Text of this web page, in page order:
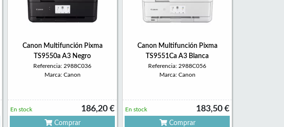
Canon Multifunción Pixma
TS9550a A3 Negro
Referencia: 2988C036
Marca: Canon
186,20 €
En stock
Comprar
Canon Multifunción Pixma
TS9551Ca A3 Blanca
Referencia: 2988C056
Marca: Canon
183,50 €
En stock
Comprar